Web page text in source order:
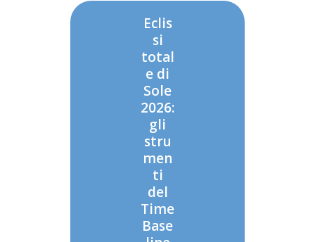
Eclis
si
total
e di
Sole
2026:
gli
stru
men
ti
del
Time
Base